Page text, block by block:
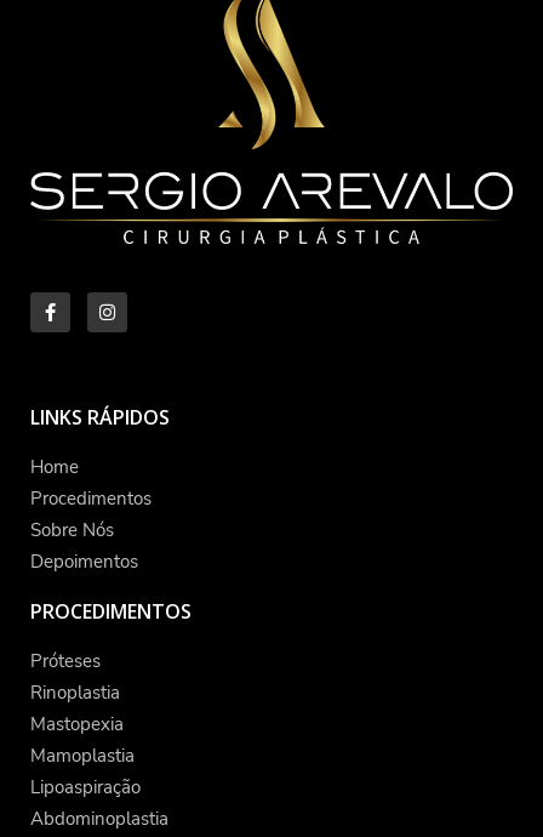
LINKS RÁPIDOS
Home
Procedimentos
Sobre Nós
Depoimentos
PROCEDIMENTOS
Próteses
Rinoplastia
Mastopexia
Mamoplastia
Lipoaspiração
Abdominoplastia